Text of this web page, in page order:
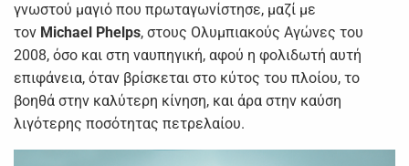
γνωστού μαγιό που πρωταγωνίστησε, μαζί με
τον Michael Phelps, στους Ολυμπιακούς Αγώνες του
2008, όσο και στη ναυπηγική, αφού η φολιδωτή αυτή
επιφάνεια, όταν βρίσκεται στο κύτος του πλοίου, το
βοηθά στην καλύτερη κίνηση, και άρα στην καύση
λιγότερης ποσότητας πετρελαίου.